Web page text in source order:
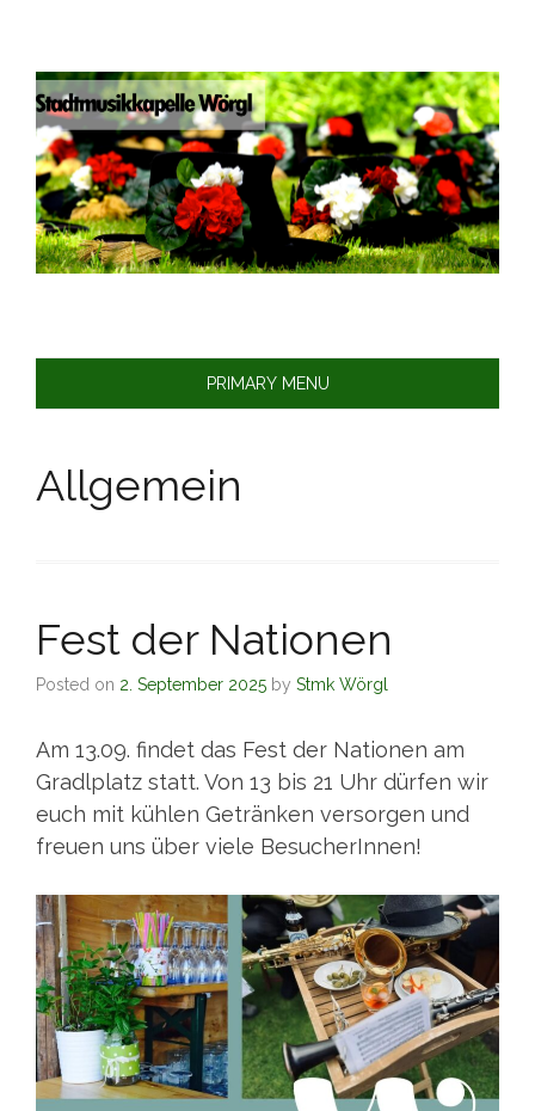
content
PRIMARY MENU
Allgemein
Fest der Nationen
Posted on 2. September 2025 by Stmk Wörgl
Am 13.09. findet das Fest der Nationen am
Gradlplatz statt. Von 13 bis 21 Uhr dürfen wir
euch mit kühlen Getränken versorgen und
freuen uns über viele BesucherInnen!